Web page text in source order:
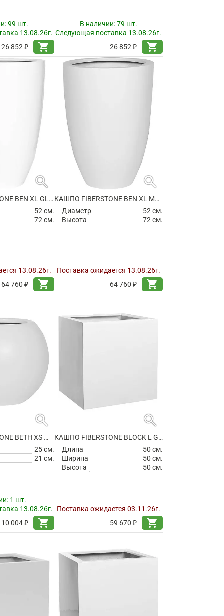
99 шт.
13.08.26г.
26 852 ₽
shopping_cart
В наличии:79 шт.
Следующая поставка 13.08.26г.
26 852 ₽
shopping_cart
search
КАШПО FIBERSTONE BEN XL GLOSSY WHITE
52 см.
72 см.
13.08.26г.
64 760 ₽
shopping_cart
search
КАШПО FIBERSTONE BEN XL MATT WHITE
Диаметр
52 см.
Высота
72 см.
Поставка ожидается 13.08.26г.
64 760 ₽
shopping_cart
search
КАШПО FIBERSTONE BETH XS MATT WHITE
25 см.
21 см.
1 шт.
13.08.26г.
10 004 ₽
shopping_cart
search
КАШПО FIBERSTONE BLOCK L GLOSSY WHITE
Длина
50 см.
Ширина
50 см.
Высота
50 см.
Поставка ожидается 03.11.26г.
59 670 ₽
shopping_cart